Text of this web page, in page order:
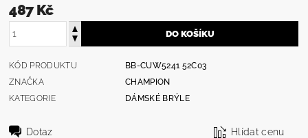
487 Kč
KÓD PRODUKTU
BB-CUW5241 52C03
ZNAČKA
CHAMPION
KATEGORIE
DÁMSKÉ BRÝLE
Dotaz Hlídat cenu